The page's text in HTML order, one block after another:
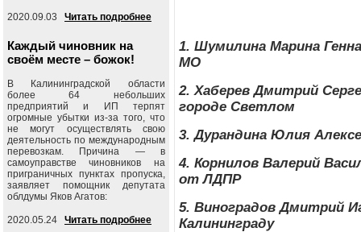
1. Шумилина Марина
МО
2. Хаберев Дмитрий
городе Светлом
3. Дурандина Юлия
4. Корнилов Валерий
от ЛДПР
5. Виноградов Дмитрий
Калининграду
2020.09.03 Читать подробнее
Каждый чиновник на
своём месте – божок!
В Калининградской области
более 64 небольших
предприятий и ИП терпят
огромные убытки из-за того, что
не могут осуществлять свою
деятельность по международным
перевозкам. Причина — в
самоуправстве чиновников на
приграничных пунктах пропуска,
заявляет помощник депутата
облдумы Яков Агатов:
2020.05.24 Читать подробнее